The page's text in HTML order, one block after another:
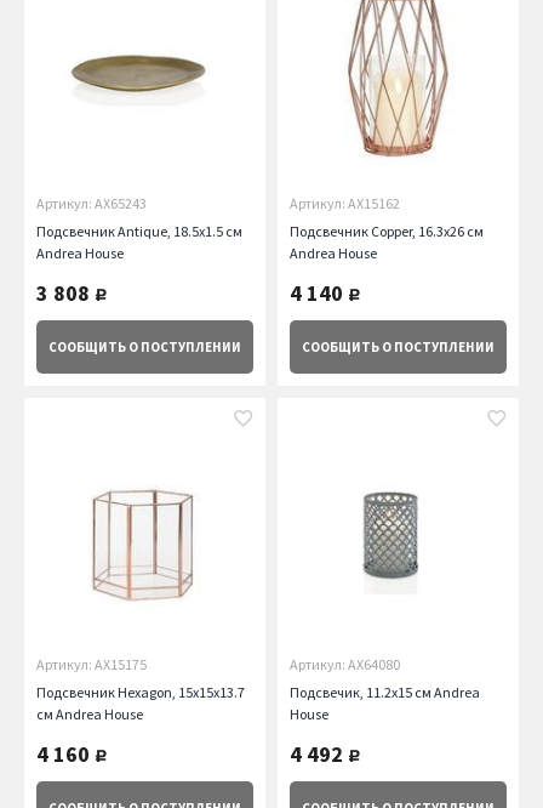
Артикул: AX65243
Подсвечник Antique, 18.5х1.5 см
Andrea House
3 808 руб.
СООБЩИТЬ О ПОСТУПЛЕНИИ
Артикул: AX15162
Подсвечник Copper, 16.3х26 см
Andrea House
4 140 руб.
СООБЩИТЬ О ПОСТУПЛЕНИИ
Артикул: AX15175
Подсвечник Hexagon, 15х15х13.7
см Andrea House
4 160 руб.
Артикул: AX64080
Подсвечик, 11.2х15 см Andrea
House
4 492 руб.